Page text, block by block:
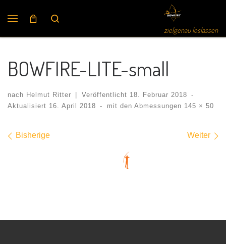
zielgenau loslassen
BOWFIRE-LITE-small
nach Helmut Ritter Veröffentlicht 18. Februar 2018 -
Aktualisiert 16. April 2018 - mit den Abmessungen 145 × 50
Bilder Navigation
Bisherige Weiter